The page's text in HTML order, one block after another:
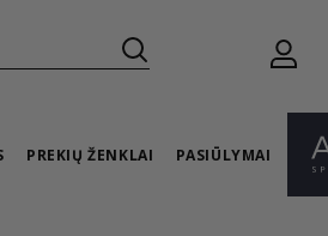
PREKIŲ ŽENKLAI PASIŪLYMAI